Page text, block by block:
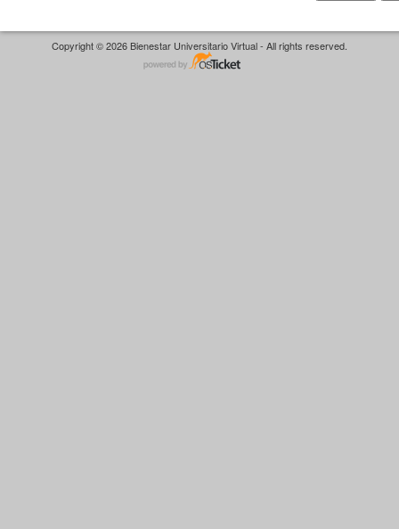
Copyright © 2026 Bienestar Universitario Virtual - All rights reserved.